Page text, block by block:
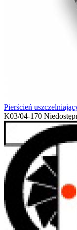
Pierścień
K03/04-170